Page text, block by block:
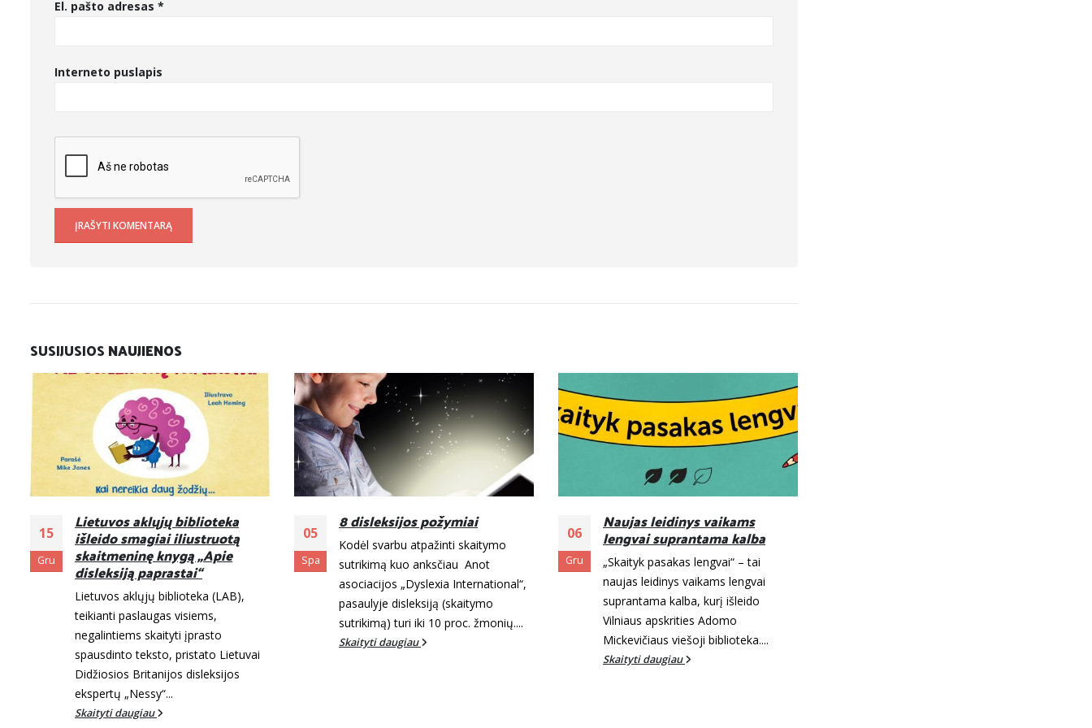
El. pašto adresas *
Interneto puslapis
SUSIJUSIOS NAUJIENOS
15
Gru
Lietuvos aklųjų biblioteka
išleido smagiai iliustruotą
skaitmeninę knygą „Apie
disleksiją paprastai“
Lietuvos aklųjų biblioteka (LAB),
teikianti paslaugas visiems,
negalintiems skaityti įprasto
spausdinto teksto, pristato Lietuvai
Didžiosios Britanijos disleksijos
ekspertų „Nessy“...
Skaityti daugiau
05
Spa
8 disleksijos požymiai
Kodėl svarbu atpažinti skaitymo
sutrikimą kuo anksčiau Anot
asociacijos „Dyslexia International“,
pasaulyje disleksiją (skaitymo
sutrikimą) turi iki 10 proc. žmonių....
Skaityti daugiau
06
Gru
Naujas leidinys vaikams
lengvai suprantama kalba
„Skaityk pasakas lengvai“ – tai
naujas leidinys vaikams lengvai
suprantama kalba, kurį išleido
Vilniaus apskrities Adomo
Mickevičiaus viešoji biblioteka....
Skaityti daugiau